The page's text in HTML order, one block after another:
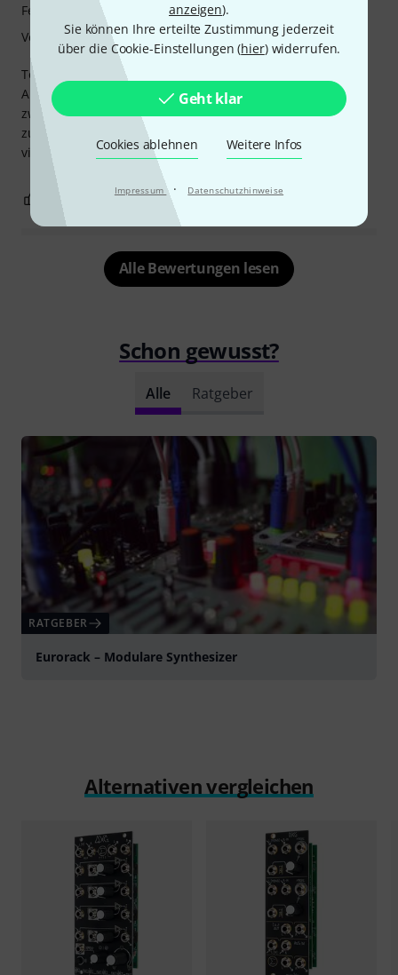
anzeigen).
Sie können Ihre erteilte Zustimmung jederzeit
über die Cookie-Einstellungen (hier) widerrufen.
Geht klar
Cookies ablehnen Weitere Infos
Impressum · Datenschutzhinweise
Tolles, vielseitiges Modul. Verwenden Sie es als
Abschwächer, Mixer, Ring-Mod, VCA ... Eine tolle Balance
zwischen Nutzen und Effekt. Wenn Sie ein kleines Rack
zusammenstellen, finden Sie es in vielen Ihrer Patches auf
viele verschiedene Arten wieder.
Features
Verarbeitung
BEWERTUNG MELDEN
Alle Bewertungen lesen
Schon gewusst?
Alle Ratgeber
RATGEBER
Eurorack – Modulare Synthesizer
Alternativen vergleichen